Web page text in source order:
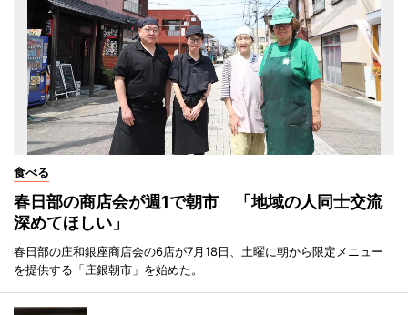
食べる
春日部の商店会が週1で朝市 「地域の人同士交流
深めてほしい」
春日部の庄和銀座商店会の6店が7月18日、土曜に朝から限定メニュー
を提供する「庄銀朝市」を始めた。